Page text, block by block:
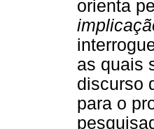
orienta
as quais
discurso
para o